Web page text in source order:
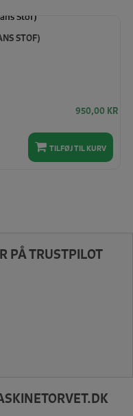
STOF)
950,00 KR
TILFØJ TIL KURV
PÅ TRUSTPILOT